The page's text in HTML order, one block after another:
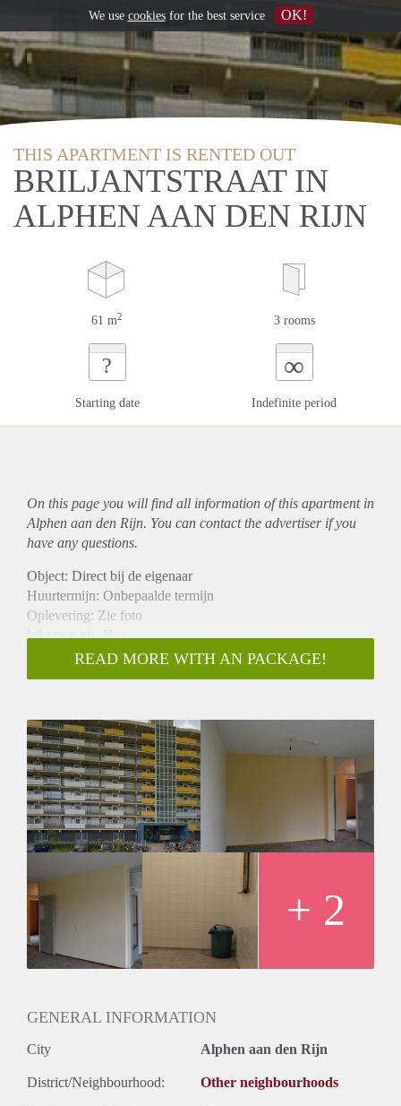
THIS APARTMENT IS RENTED OUT
BRILJANTSTRAAT IN
ALPHEN AAN DEN RIJN
61 m2 3 rooms
?
Starting date
∞
Indefinite period
On this page you will find all information of this apartmentin
Alphen aan den Rijn. You can contact the advertiser if you
have any questions.
Object: Direct bij de eigenaar
Huurtermijn: Onbepaalde termijn
Oplevering: Zie foto
Inkomen eis: Nee
Garantiestelling mogelijk: Nee
Borg: 1 Maand
Huisdieren toegestaan: Afhankelijk van de Eigenaar
Huurtoeslag grens: Ja
Geschikt voor studenten: Afhankelijk van de Eigenaar
READ MORE WITH AN PACKAGE!
+ 2
GENERAL INFORMATION
City Alphen aan den Rijn
District/Neighbourhood: Other neighbourhoods
We use cookiesfor the best service OK!